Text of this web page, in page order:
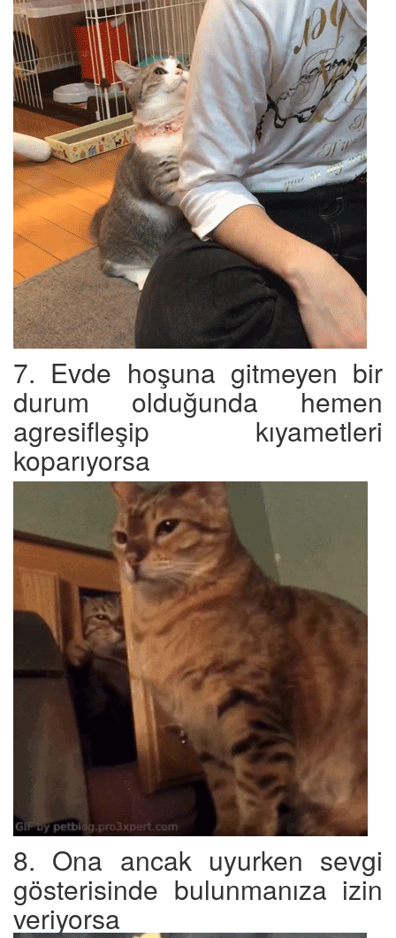
7. Evde hoşuna gitmeyen bir
durum olduğunda hemen
agresifleşip kıyametleri
koparıyorsa
8. Ona ancak uyurken sevgi
gösterisinde bulunmanıza izin
veriyorsa